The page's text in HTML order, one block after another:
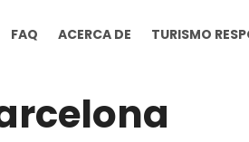
FAQ ACERCA DE TURISMO